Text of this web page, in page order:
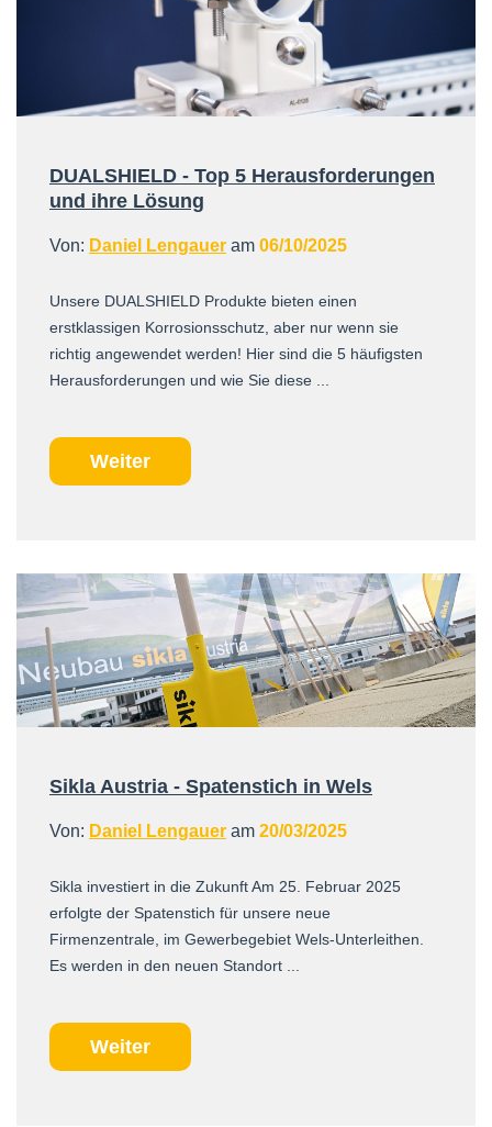
DUALSHIELD - Top 5 Herausforderungen
und ihre Lösung
Von: Daniel Lengauer am 06/10/2025
Unsere DUALSHIELD Produkte bieten einen
erstklassigen Korrosionsschutz, aber nur wenn sie
richtig angewendet werden! Hier sind die 5 häufigsten
Herausforderungen und wie Sie diese ...
Weiter
Sikla Austria - Spatenstich in Wels
Von: Daniel Lengauer am 20/03/2025
Sikla investiert in die Zukunft Am 25. Februar 2025
erfolgte der Spatenstich für unsere neue
Firmenzentrale, im Gewerbegebiet Wels-Unterleithen.
Es werden in den neuen Standort ...
Weiter